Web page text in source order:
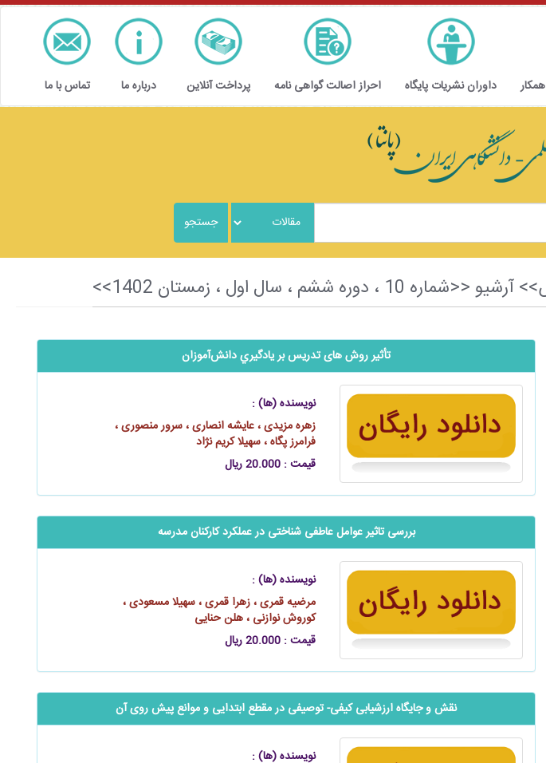
داوران نشریات پایگاه احراز اصالت گواهی نامه پرداخت آنلاین درباره ما تماس با ما
، سال اول ، زمستان 1402>>
تأثير روش‌ های تدريس بر يادگيري دانش‌آموزان
نویسنده (ها) :
زهره مزیدی ، عایشه انصاری ، سرور منصوری ،
فرامرز پگاه ، سهیلا کریم‌ نژاد
قیمت : 20.000 ریال
بررسی تاثیر عوامل عاطفی شناختی در عملکرد کارکنان مدرسه
نویسنده (ها) :
مرضیه قمری ، زهرا قمری ، سهیلا مسعودی ،
کوروش نوازنی ، هلن حنایی
قیمت : 20.000 ریال
نقش و جایگاه ارزشیابی کیفی- توصیفی در مقطع ابتدایی و موانع پیش روی آن
نویسنده (ها) :